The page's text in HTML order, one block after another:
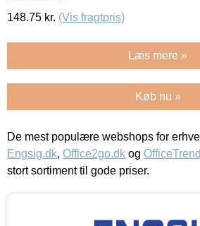
148.75 kr. (Vis fragtpris)
Læs mere »
Køb nu »
De mest populære webshops for
Engsig.dk, Office2go.dk og
stort sortiment til gode priser.